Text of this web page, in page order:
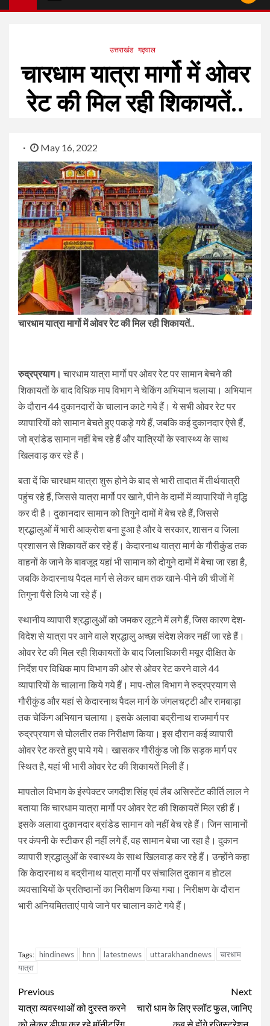
उत्तराखंड गढ़वाल
चारधाम यात्रा मार्गो में ओवर
रेट की मिल रही शिकायतें..
May 16, 2022
चारधाम यात्रा मार्गो में ओवर रेट की मिल रही शिकायतें..
रुद्रप्रयाग। चारधाम यात्रा मार्गो पर ओवर रेट पर सामान बेचने की
शिकायतों के बाद विधिक माप विभाग ने चेकिंग अभियान चलाया। अभियान
के दौरान 44 दुकानदारों के चालान काटे गये हैं। ये सभी ओवर रेट पर
व्यापारियों को सामान बेचते हुए पकड़े गये हैं, जबकि कई दुकानदार ऐसे हैं,
जो ब्रांडेड सामान नहीं बेच रहे हैं और यात्रियों के स्वास्थ्य के साथ
खिलवाड़ कर रहे हैं।
बता दें कि चारधाम यात्रा शुरू होने के बाद से भारी तादात में तीर्थयात्री
पहुंच रहे हैं, जिससे यात्रा मार्गो पर खाने, पीने के दामों में व्यापारियों ने वृद्धि
कर दी है। दुकानदार सामान को तिगुने दामों में बेच रहे हैं, जिससे
श्रद्धालुओं में भारी आक्रोश बना हुआ है और वे सरकार, शासन व जिला
प्रशासन से शिकायतें कर रहे हैं। केदारनाथ यात्रा मार्ग के गौरीकुंड तक
वाहनों के जाने के बावजूद यहां भी सामान को दोगुने दामों में बेचा जा रहा है,
जबकि केदारनाथ पैदल मार्ग से लेकर धाम तक खाने-पीने की चीजों में
तिगुना पैंसे लिये जा रहे हैं।
स्थानीय व्यापारी श्रद्धालुओं को जमकर लूटने में लगे हैं, जिस कारण देश-
विदेश से यात्रा पर आने वाले श्रद्धालु अच्छा संदेश लेकर नहीं जा रहे हैं।
ओवर रेट की मिल रही शिकायतों के बाद जिलाधिकारी मयूर दीक्षित के
निर्देश पर विधिक माप विभाग की ओर से ओवर रेट करने वाले 44
व्यापारियों के चालाना किये गये हैं। माप-तोल विभाग ने रुद्रप्रयाग से
गौरीकुंड और यहां से केदारनाथ पैदल मार्ग के जंगलचट्टी और रामबाड़ा
तक चेकिंग अभियान चलाया। इसके अलावा बद्रीनाथ राजमार्ग पर
रुद्रप्रयाग से घोलतीर तक निरीक्षण किया। इस दौरान कई व्यापारी
ओवर रेट करते हुए पाये गये। खासकर गौरीकुंड जो कि सड़क मार्ग पर
स्थित है, यहां भी भारी ओवर रेट की शिकायतें मिली हैं।
मापतोल विभाग के इंस्पेक्टर जगदीश सिंह एवं लैब असिस्टेंट कीर्ति लाल ने
बताया कि चारधाम यात्रा मार्गो पर ओवर रेट की शिकायतें मिल रही हैं।
इसके अलावा दुकानदार ब्रांडेड सामान को नहीं बेच रहे हैं। जिन सामानों
पर कंपनी के स्टीकर ही नहीं लगे हैं, वह सामान बेचा जा रहा है। दुकान
व्यापारी श्रद्धालुओं के स्वास्थ्य के साथ खिलवाड़ कर रहे हैं। उन्होंने कहा
कि केदारनाथ व बद्रीनाथ यात्रा मार्गो पर संचालित दुकान व होटल
व्यवसायियों के प्रतिष्ठानों का निरीक्षण किया गया। निरीक्षण के दौरान
भारी अनियमितताएं पाये जाने पर चालान काटे गये हैं।
Tags: hindinews hnn latestnews uttarakhandnews
चारधाम
यात्रा
Continue
Reading
Previous
यात्रा व्यवस्थाओं को दुरस्त करने
Next
चारों धाम के लिए स्लॉट फुल, जानिए